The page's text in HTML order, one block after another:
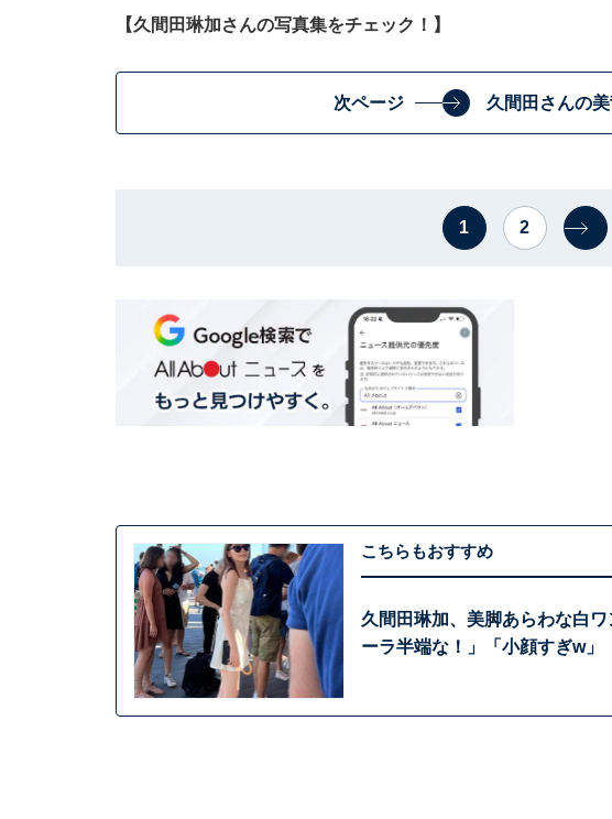
【久間田琳加さんの写真集をチェック！】
次ページ 久間田さんの美
1 2
こちらもおすすめ
久間田琳加、美脚あらわな白
ーラ半端な！」「小顔すぎw」